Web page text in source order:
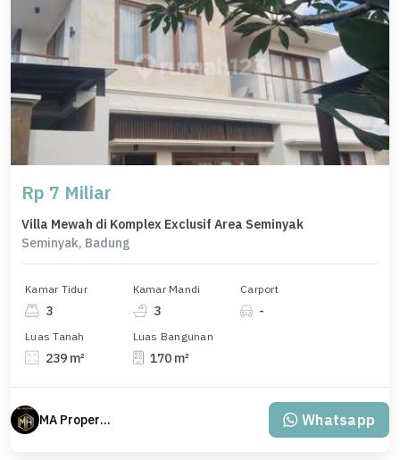
Rp 7 Miliar
Villa Mewah di Komplex Exclusif Area Seminyak
Seminyak, Badung
Kamar Tidur
3
Kamar Mandi
3
Carport
-
Luas Tanah
239 m²
Luas Bangunan
170 m²
MA Properti Agent Whatsapp